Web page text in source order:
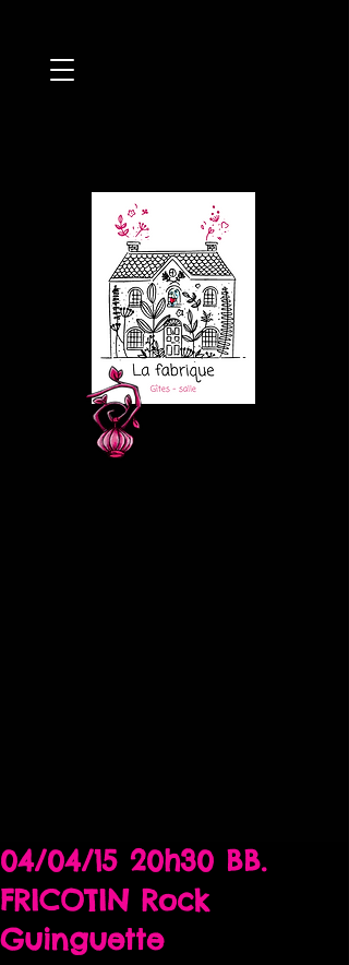
04/04/15 20h30 BB.
FRICOTIN Rock
Guinguette